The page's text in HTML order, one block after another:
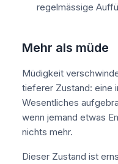
regelmässige
Mehr als müde
Müdigkeit
tieferer Zustand: eine
Wesentliches
wenn jemand etwas
nichts mehr.
Dieser Zustand ist